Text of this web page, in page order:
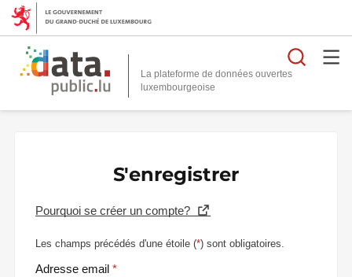
La plateforme de données ouvertes
S'enregistrer
Pourquoi se créer un compte?
Les champs précédés d'une étoile (*) sont obligatoires.
Adresse email